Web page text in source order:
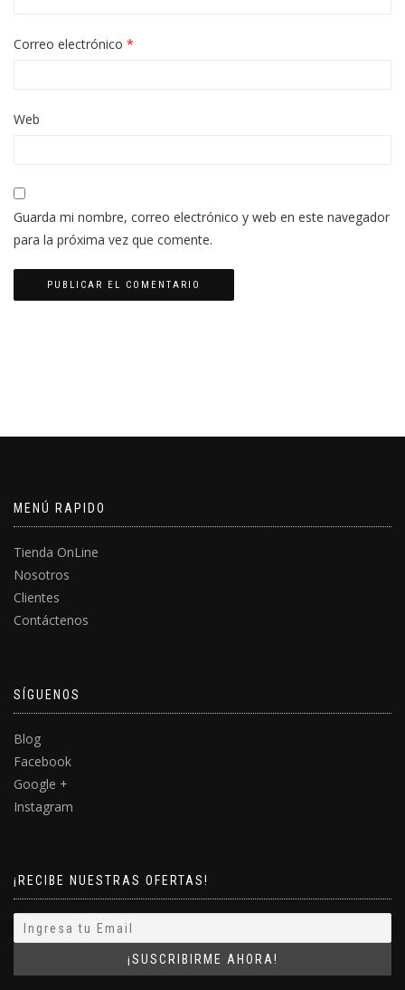
Correo electrónico *
Web
Guarda mi nombre, correo electrónico y web en este navegador
para la próxima vez que comente.
MENÚ RAPIDO
Tienda OnLine
Nosotros
Clientes
Contáctenos
SÍGUENOS
Blog
Facebook
Google +
Instagram
¡RECIBE NUESTRAS OFERTAS!